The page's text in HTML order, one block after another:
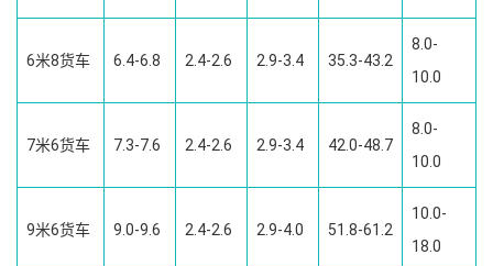
6米8货车 6.4-6.8 2.4-2.6 2.9-3.4 35.3-43.2
8.0-
10.0
7米6货车 7.3-7.6 2.4-2.6 2.9-3.4 42.0-48.7
8.0-
10.0
9米6货车 9.0-9.6 2.4-2.6 2.9-4.0 51.8-61.2
10.0-
18.0